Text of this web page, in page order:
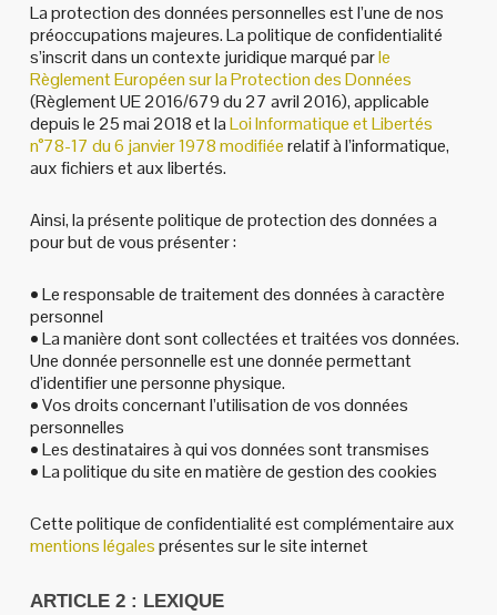
La protection des données personnelles est l’une de nos
préoccupations majeures. La politique de confidentialité
s’inscrit dans un contexte juridique marqué parle
Règlement Européen sur la Protection des Données
(Règlement UE 2016/679 du 27 avril 2016), applicable
depuis le 25 mai 2018 et laLoi Informatique et Libertés
n°78-17 du 6 janvier 1978 modifiéerelatif à l’informatique,
aux fichiers et aux libertés.
Ainsi, la présente politique de protection des données a
pour but de vous présenter :
• Le responsable de traitement des données à caractère
personnel
• La manière dont sont collectées et traitées vos données.
Une donnée personnelle est une donnée permettant
d’identifier une personne physique.
• Vos droits concernant l’utilisation de vos données
personnelles
• Les destinataires à qui vos données sont transmises
• La politique du site en matière de gestion des cookies
Cette politique de confidentialité est complémentaire aux
mentions légalesprésentes sur le site internet
ARTICLE 2 : LEXIQUE